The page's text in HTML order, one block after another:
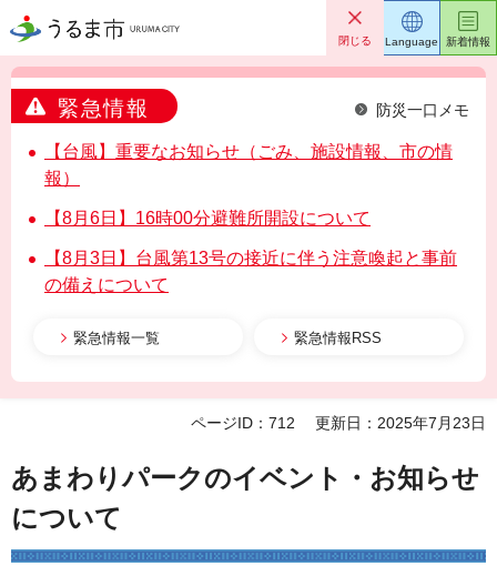
うるま市 閉じる
緊急情報 防災一口メモ
【台風】重要なお知らせ（ごみ、施設情報、市の情
報）
【8月6日】16時00分避難所開設について
【8月3日】台風第13号の接近に伴う注意喚起と事前
の備えについて
緊急情報一覧 緊急情報RSS
Language 新着情報
ページID：712 更新日：2025年7月23日
あまわりパークのイベント・お知らせ
について